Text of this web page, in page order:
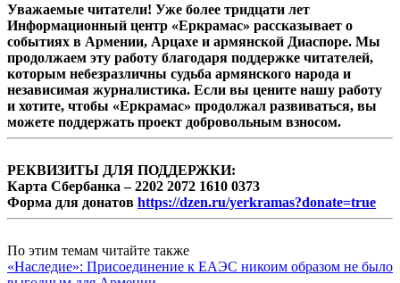
Уважаемые читатели! Уже более тридцати лет
Информационный центр «Еркрамас» рассказывает о
событиях в Армении, Арцахе и армянской Диаспоре. Мы
продолжаем эту работу благодаря поддержке читателей,
которым небезразличны судьба армянского народа и
независимая журналистика. Если вы цените нашу работу
и хотите, чтобы «Еркрамас» продолжал развиваться, вы
можете поддержать проект добровольным взносом.
РЕКВИЗИТЫ ДЛЯ ПОДДЕРЖКИ:
Карта Сбербанка – 2202 2072 1610 0373
Форма для донатов https://dzen.ru/yerkramas?donate=true
По этим темам читайте также
«Наследие»: Присоединение к ЕАЭС никоим образом не было